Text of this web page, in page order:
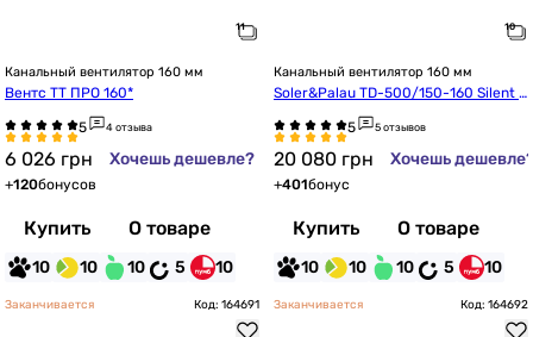
Канальный вентилятор 160 мм
Вентс ТТ ПРО 160*
4 отзыва
6 026 грн Хочешь дешевле?
+120бонусов
Купить О товаре
10 10 10 5 10
Канальный вентилятор 160 мм
Soler&Palau TD-500/150-160 Silent 3
V (220-240V 50/60)
5 отзывов
20 080 грн Хочешь
+401бонус
Купить О товаре
10 10 10 5 10
Заканчивается Код: 164691 Заканчивается Код: 164692